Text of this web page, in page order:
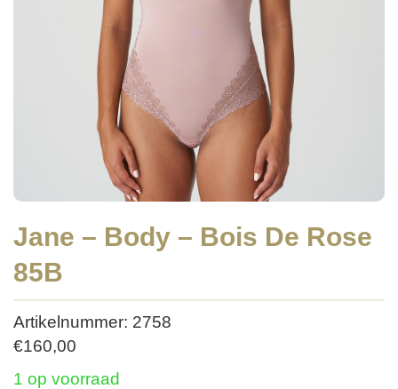
Jane – Body – Bois De Rose
85B
Artikelnummer: 2758
€160,00
1 op voorraad